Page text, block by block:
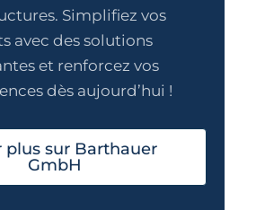
Simplifiez vos
avec des solutions
et renforcez vos
dès aujourd’hui !
plus sur Barthauer
GmbH